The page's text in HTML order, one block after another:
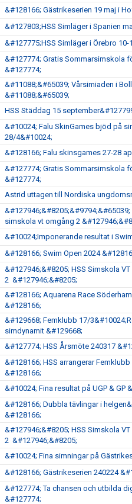
&#128166; Gästrikeserien 19 maj i
&#127803;HSS Simläger i Spanien
&#127775;HSS Simläger i Örebro 10-
&#127774; Gratis Sommarsimskola
&#127774;
&#11088;&#65039; Vårsimiaden i
&#11088;&#65039;
HSS Städdag 15
&#10024; Falu SkinGames bjöd på
28/4&#10024;
&#128166; Falu skinsgames 27-28
&#127774; Gratis Sommarsimskola
&#127774;
Astrid uttagen till Nordiska
simskola vt omgång 2
&#10024;Imponerande resultat i
&#128166; Swim Open 2024
&#127946;&#8205; HSS Simskola
2 &#127946;&#8205;
&#128166; Aquarena Race
&#128166;
&#129668; Femklubb 17/
simdynamit &#129668;
&#127774; HSS Årsmöte 240317
&#128166; HSS arrangerar
&#128166;
&#10024; Fina resultat på UGP & GP
&#128166; Dubbla tävlingar i
&#128166;
&#127946;&#8205; HSS Simskola
2 &#127946;&#8205;
&#10024; Fina simningar på
&#128166; Gästrikeserien 240224
&#127774; Ta chansen och utbilda
&#127774;